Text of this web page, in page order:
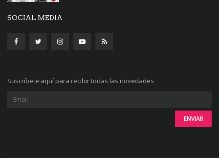
SOCIAL MEDIA
Suscríbete aquí para recibir todas las novedades